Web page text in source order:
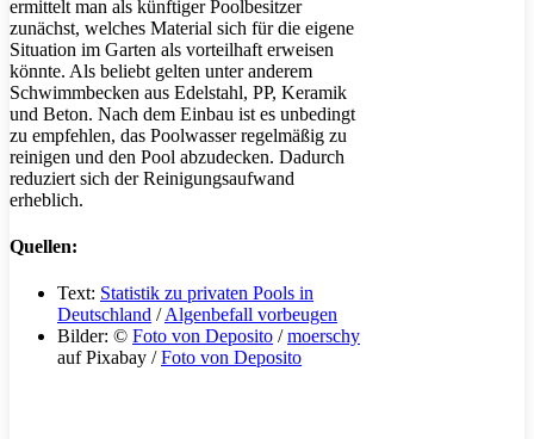
ermittelt man als künftiger Poolbesitzer
zunächst, welches Material sich für die eigene
Situation im Garten als vorteilhaft erweisen
könnte. Als beliebt gelten unter anderem
Schwimmbecken aus Edelstahl, PP, Keramik
und Beton. Nach dem Einbau ist es unbedingt
zu empfehlen, das Poolwasser regelmäßig zu
reinigen und den Pool abzudecken. Dadurch
reduziert sich der Reinigungsaufwand
erheblich.
Quellen:
Text: Statistik zu privaten Pools in
Deutschland /Algenbefall vorbeugen
Bilder: © Foto von Deposito /moerschy
auf Pixabay /Foto von Deposito